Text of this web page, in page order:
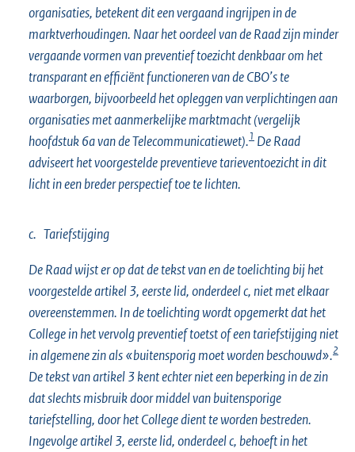
organisaties, betekent dit een vergaand ingrijpen in de
marktverhoudingen. Naar het oordeel van de Raad zijn minder
vergaande vormen van preventief toezicht denkbaar om het
transparant en efficiënt functioneren van de CBO’s te
waarborgen, bijvoorbeeld het opleggen van verplichtingen aan
organisaties met aanmerkelijke marktmacht (vergelijk
hoofdstuk 6a van de Telecommunicatiewet).1 De Raad
adviseert het voorgestelde preventieve tarieventoezicht in dit
licht in een breder perspectief toe te lichten.
c. Tariefstijging
De Raad wijst er op dat de tekst van en de toelichting bij het
voorgestelde artikel 3, eerste lid, onderdeel c, niet met elkaar
overeenstemmen. In de toelichting wordt opgemerkt dat het
College in het vervolg preventief toetst of een tariefstijging niet
in algemene zin als «buitensporig moet worden beschouwd».2
De tekst van artikel 3 kent echter niet een beperking in de zin
dat slechts misbruik door middel van buitensporige
tariefstelling, door het College dient te worden bestreden.
Ingevolge artikel 3, eerste lid, onderdeel c, behoeft in het